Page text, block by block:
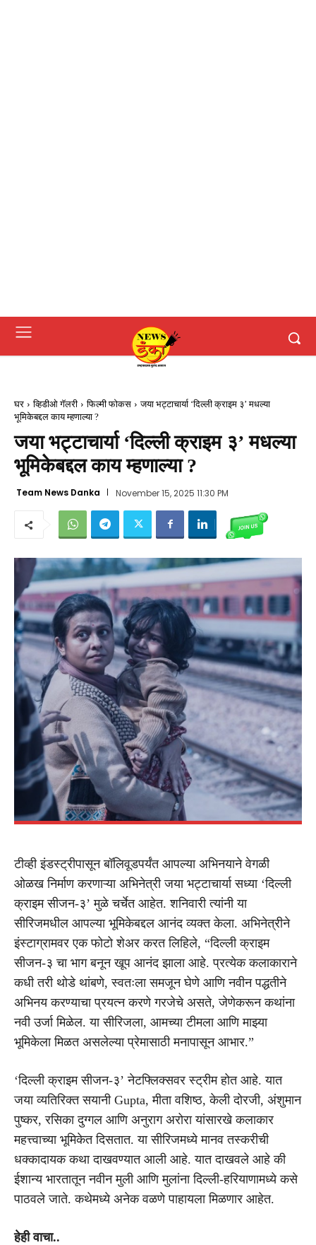
घर व्हिडीओ गॅलरी फिल्मी फोकस
जया भट्टाचार्या ‘दिल्ली क्राइम ३’ मधल्या
भूमिकेबद्दल काय म्हणाल्या ?
जया भट्टाचार्या ‘दिल्ली क्राइम ३’ मधल्या
भूमिकेबद्दल काय म्हणाल्या ?
Team News Danka November 15, 2025 11:30 PM
टीव्ही इंडस्ट्रीपासून बॉलिवूडपर्यंत आपल्या अभिनयाने वेगळी
ओळख निर्माण करणाऱ्या अभिनेत्री जया भट्टाचार्या सध्या ‘दिल्ली
क्राइम सीजन-३’ मुळे चर्चेत आहेत. शनिवारी त्यांनी या
सीरिजमधील आपल्या भूमिकेबद्दल आनंद व्यक्त केला. अभिनेत्रीने
इंस्टाग्रामवर एक फोटो शेअर करत लिहिले, “दिल्ली क्राइम
सीजन-३ चा भाग बनून खूप आनंद झाला आहे. प्रत्येक कलाकाराने
कधी तरी थोडे थांबणे, स्वतःला समजून घेणे आणि नवीन पद्धतीने
अभिनय करण्याचा प्रयत्न करणे गरजेचे असते, जेणेकरून कथांना
नवी उर्जा मिळेल. या सीरिजला, आमच्या टीमला आणि माझ्या
भूमिकेला मिळत असलेल्या प्रेमासाठी मनापासून आभार.”
‘दिल्ली क्राइम सीजन-३’ नेटफ्लिक्सवर स्ट्रीम होत आहे. यात
जया व्यतिरिक्त सयानी Gupta, मीता वशिष्ठ, केली दोरजी, अंशुमान
पुष्कर, रसिका दुग्गल आणि अनुराग अरोरा यांसारखे कलाकार
महत्त्वाच्या भूमिकेत दिसतात. या सीरिजमध्ये मानव तस्करीची
धक्कादायक कथा दाखवण्यात आली आहे. यात दाखवले आहे की
ईशान्य भारतातून नवीन मुली आणि मुलांना दिल्ली-हरियाणामध्ये कसे
पाठवले जाते. कथेमध्ये अनेक वळणे पाहायला मिळणार आहेत.
हेही वाचा..